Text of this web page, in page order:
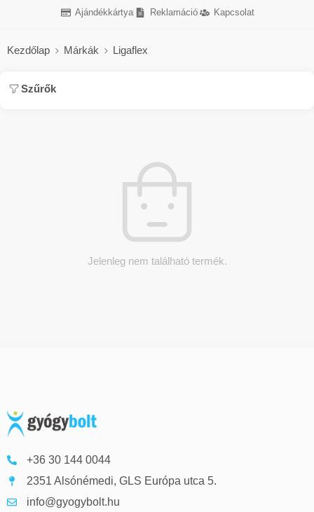
Ajándékkártya Reklamáció Kapcsolat
Kezdőlap Márkák Ligaflex
Szűrők
Jelenleg nem található termék.
+36 30 144 0044
2351 Alsónémedi, GLS Európa utca 5.
info@gyogybolt.hu